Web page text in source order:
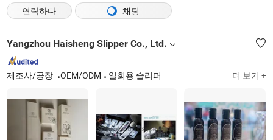
연락하다
채팅
Yangzhou Haisheng Slipper Co., Ltd.
제조사/공장 OEM/ODM 일회용 슬리퍼 더 보기 +